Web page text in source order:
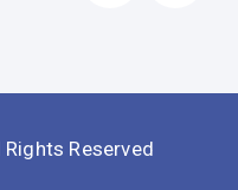
Reserved